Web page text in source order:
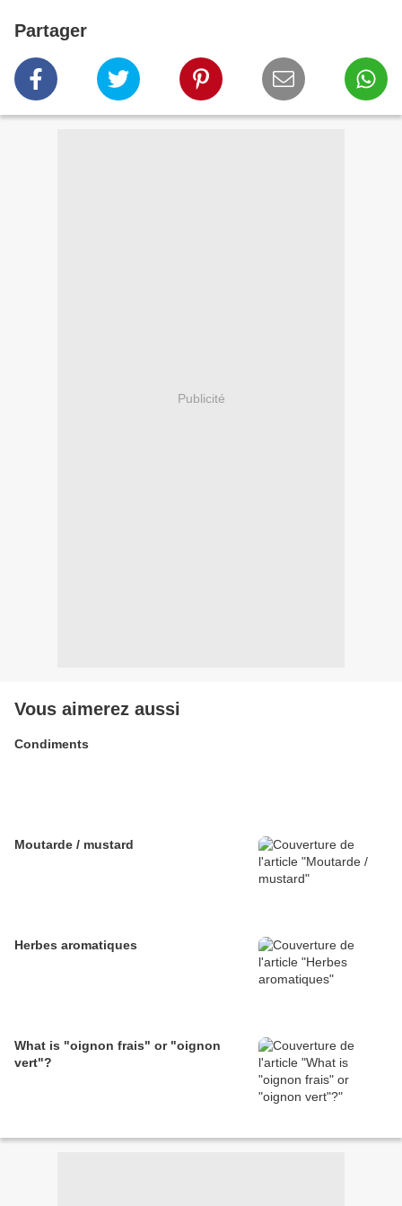
Partager
Publicité
Vous aimerez aussi
Condiments
Moutarde / mustard
Herbes aromatiques
What is "oignon frais" or "oignon
vert"?